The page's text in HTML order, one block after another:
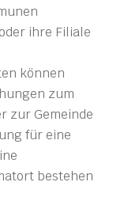
ihre Filiale
können
zum
zur Gemeinde
für eine
bestehen